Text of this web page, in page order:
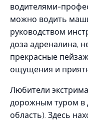
водителями-
можно водить
руководством
доза адреналина,
прекрасные
ощущения и
Любители
дорожным туром в
область). Здесь